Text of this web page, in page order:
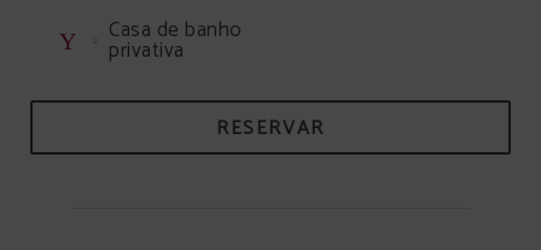
Casa de banho
privativa
RESERVAR